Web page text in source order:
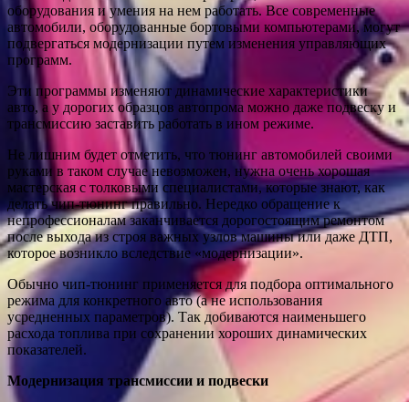
оборудования и умения на нем работать. Все современные
автомобили, оборудованные бортовыми компьютерами, могут
подвергаться модернизации путем изменения управляющих
программ.
Эти программы изменяют динамические характеристики
авто, а у дорогих образцов автопрома можно даже подвеску и
трансмиссию заставить работать в ином режиме.
Не лишним будет отметить, что тюнинг автомобилей своими
руками в таком случае невозможен, нужна очень хорошая
мастерская с толковыми специалистами, которые знают, как
делать чип-тюнинг правильно. Нередко обращение к
непрофессионалам заканчивается дорогостоящим ремонтом
после выхода из строя важных узлов машины или даже ДТП,
которое возникло вследствие «модернизации».
Обычно чип-тюнинг применяется для подбора оптимального
режима для конкретного авто (а не использования
усредненных параметров). Так добиваются наименьшего
расхода топлива при сохранении хороших динамических
показателей.
Модернизация трансмиссии и подвески